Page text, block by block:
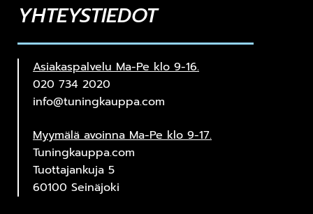
YHTEYSTIEDOT
Asiakaspalvelu Ma-Pe klo 9-16.
020 734 2020
info@tuningkauppa.com
Myymälä avoinna Ma-Pe klo 9-17.
Tuningkauppa.com
Tuottajankuja 5
60100 Seinäjoki